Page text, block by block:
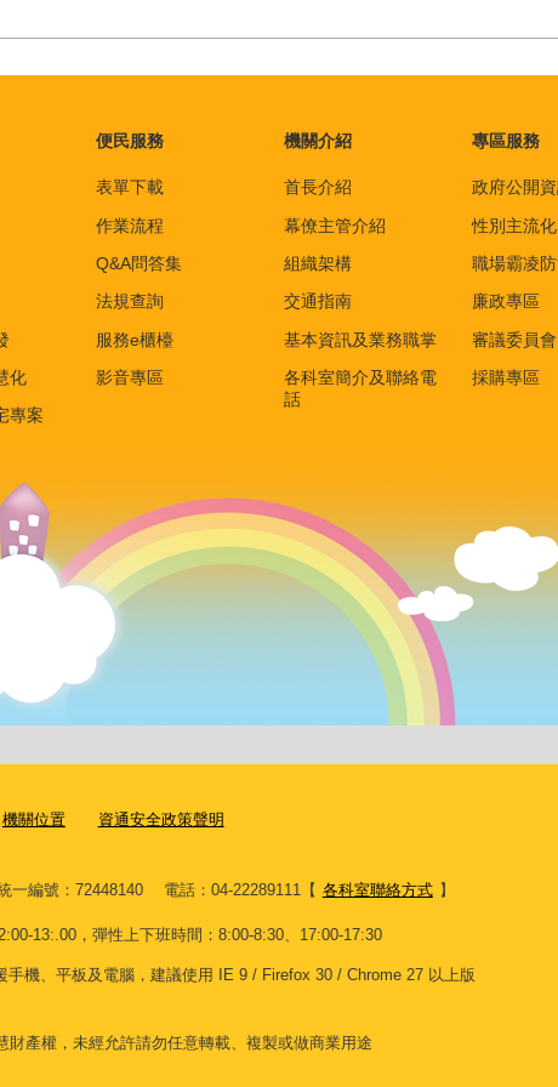
化
專案
便民服務
表單下載
作業流程
Q&A問答集
法規查詢
服務e櫃檯
影音專區
機關介紹
首長介紹
幕僚主管介紹
組織架構
交通指南
基本資訊及業務職掌
各科室簡介及聯絡電
話
專區服務
政府公開
性別主流化
職場霸凌
廉政專區
審議委員會
採購專區
機關位置 資通安全政策聲明
一編號：72448140 電話：04-22289111 【 各科室聯絡方式 】
13:.00，彈性上下班時間：8:00-8:30、17:00-17:30
手機、平板及電腦，建議使用 IE 9 / Firefox 30 / Chrome 27 以上版
產權，未經允許請勿任意轉載、複製或做商業用途